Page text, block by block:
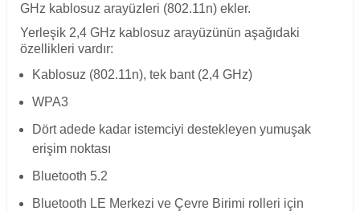
GHz kablosuz arayüzleri (802.11n) ekler.
Yerleşik 2,4 GHz kablosuz arayüzünün aşağıdaki
özellikleri vardır:
Kablosuz (802.11n), tek bant (2,4 GHz)
WPA3
Dört adede kadar istemciyi destekleyen yumuşak
erişim noktası
Bluetooth 5.2
Bluetooth LE Merkezi ve Çevre Birimi rolleri için